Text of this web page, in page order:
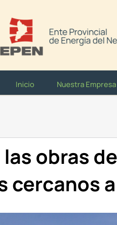
Inicio Nuestra Empresa
obras
cercanos